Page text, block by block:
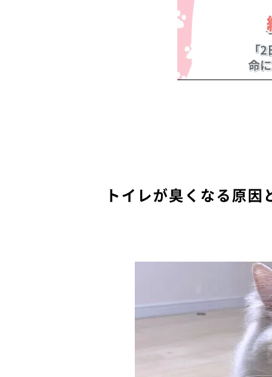
トイレが臭くなる原